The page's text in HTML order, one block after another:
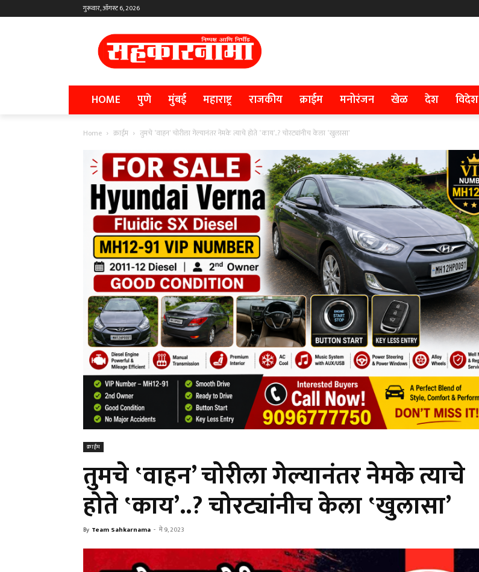
गुरूवार, ऑगस्ट 6, 2026
HOME पुणे मुंबई महाराष्ट्र राजकीय क्राईम मनोरंजन खेळ देश विदेश
Home क्राईम तुमचे ‛वाहन’ चोरीला गेल्यानंतर नेमके त्याचे होते ‛काय’..? चोरट्यांनीच केला ‛खुलासा’
क्राईम
तुमचे ‛वाहन’ चोरीला गेल्यानंतर नेमके त्याचे
होते ‛काय’..? चोरट्यांनीच केला ‛खुलासा’
By Team Sahkarnama - मे 9, 2023